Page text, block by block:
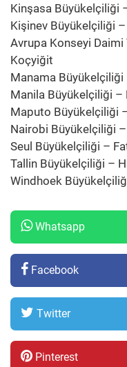
Kinşasa Büyükelçiliği
Kişinev Büyükelçiliği
Avrupa Konseyi
Koçyiğit
Manama
Manila Büyükelçiliği –
Maputo Büyükelçiliği
Nairobi Büyükelçiliği –
Seul Büyükelçiliği –
Tallin Büyükelçiliği –
Windhoek
Whatsapp
Facebook
Twitter
Pinterest